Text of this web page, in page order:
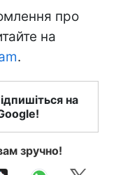
про
на
.
на
зручно!